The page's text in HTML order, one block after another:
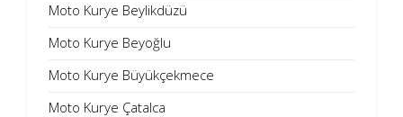
Moto Kurye Beylikdüzü
Moto Kurye Beyoğlu
Moto Kurye Büyükçekmece
Moto Kurye Çatalca